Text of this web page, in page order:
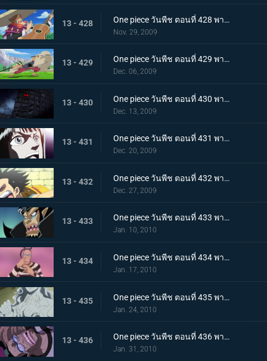
13 - 428 One piece วันพีช ตอนที่ 428 พากย์ไทย ตอนพิเศษก่อนเข้าภาคมูฟวี่! โจรสลัดอามิโก้บุกโจมตี!
Nov. 29, 2009
13 - 429 One piece วันพีช ตอนที่ 429 พากย์ไทย ตอนพิเศษก่อนเข้าภาคมูฟวี่! ศึกชี้ชะตา ลูฟี่ ปะทะ ลาร์โก้
Dec. 06, 2009
13 - 430 One piece วันพีช ตอนที่ 430 พากย์ไทย เจ็ดเทพโจรสลัดที่ถูกจองจำ! ชายชาตรีแห่งท้องทะเล "จินเบ"
Dec. 13, 2009
13 - 431 One piece วันพีช ตอนที่ 431 พากย์ไทย กับดักของหัวหน้าผู้คุมชัลเดร! เลเวล 3 นรกแห่งความอดอยาก
Dec. 20, 2009
13 - 432 One piece วันพีช ตอนที่ 432 พากย์ไทย หงส์ขาวที่ถูกปลดปล่อย! พบกันอีกครั้งกับบอนเคร
Dec. 27, 2009
13 - 433 One piece วันพีช ตอนที่ 433 พากย์ไทย พัศดีมาเจลแลนเริ่มเคลื่อนไหว จนตรอก!หมวกฟางถูกล้อม
Jan. 10, 2010
13 - 434 One piece วันพีช ตอนที่ 434 พากย์ไทย กำลังพลทั้งหมดมารวมตัว! ศึกตัดสินที่เลเวล 4 นรกไฟโลกันต์
Jan. 17, 2010
13 - 435 One piece วันพีช ตอนที่ 435 พากย์ไทย มาเจลแลนสุดแกร่ง! บอนเครหลบหนีโดยไม่สู้!
Jan. 24, 2010
13 - 436 One piece วันพีช ตอนที่ 436 พากย์ไทย รู้ผลแพ้ชนะ! ลูฟี่ทุ่มชีวิตโจมตีครั้งสุดท้าย
Jan. 31, 2010